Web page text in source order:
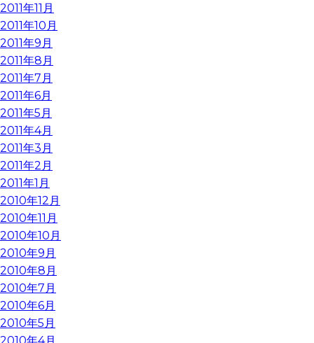
2011年11月
2011年10月
2011年9月
2011年8月
2011年7月
2011年6月
2011年5月
2011年4月
2011年3月
2011年2月
2011年1月
2010年12月
2010年11月
2010年10月
2010年9月
2010年8月
2010年7月
2010年6月
2010年5月